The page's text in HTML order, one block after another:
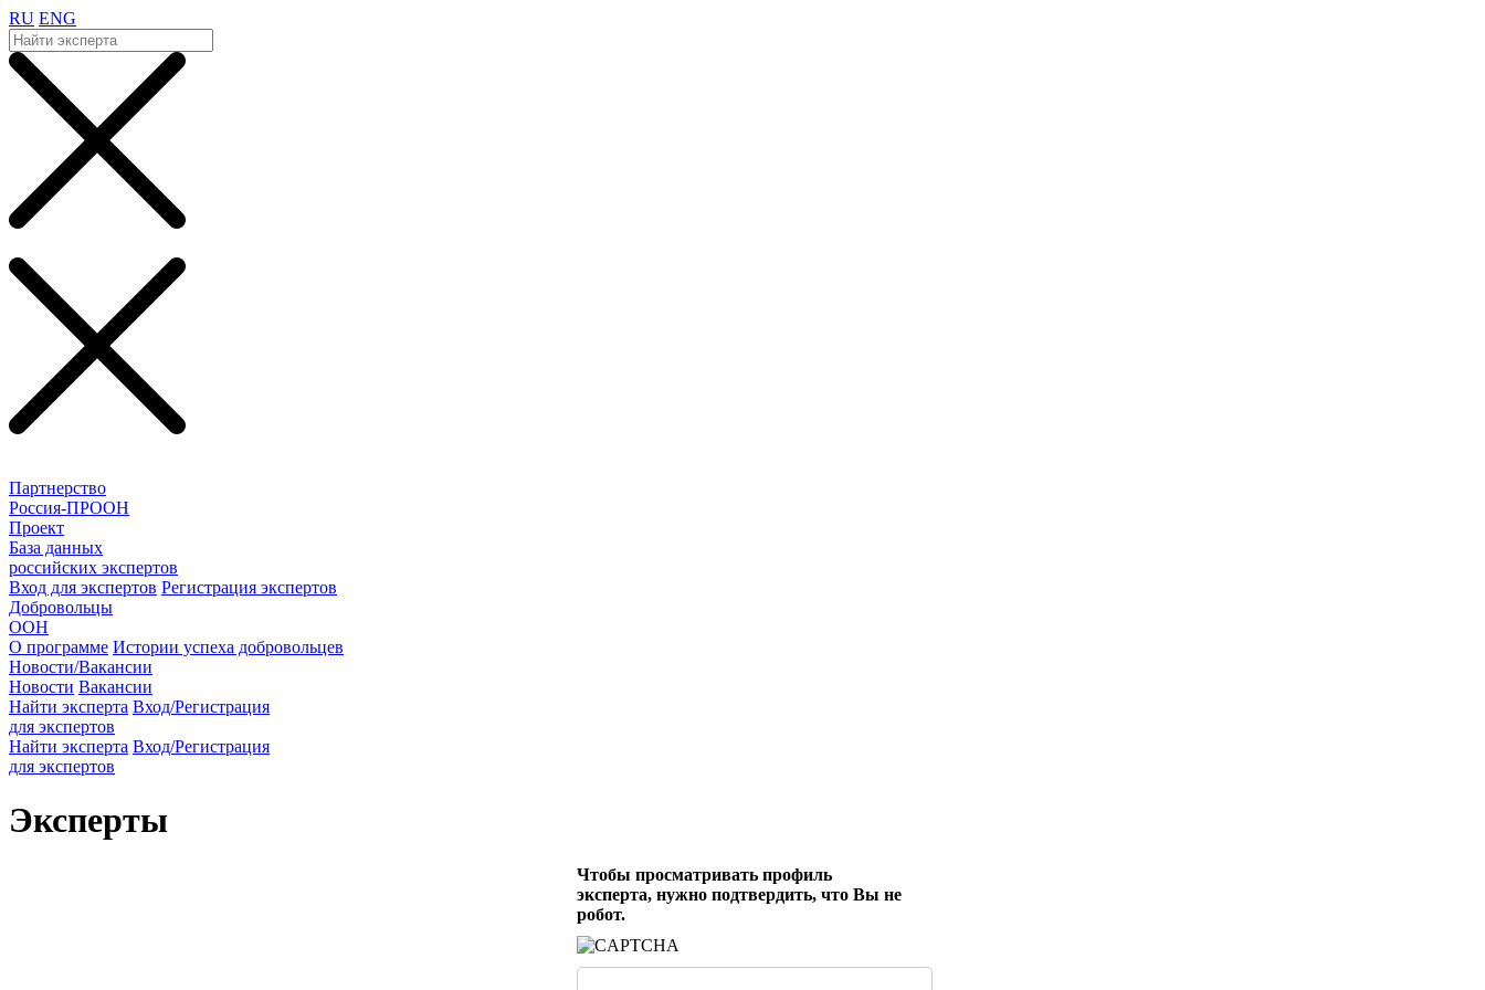
RU ENG
Партнерство
Россия-ПРООН
Проект
База данных
российских экспертов
Вход для экспертов Регистрация экспертов
Добровольцы
ООН
О программе Истории успеха добровольцев
Новости/Вакансии
Новости Вакансии
Найти эксперта Вход/Регистрация
для экспертов
Найти эксперта Вход/Регистрация
для экспертов
Эксперты
Чтобы просматривать профиль
эксперта, нужно подтвердить, что Вы не
робот.